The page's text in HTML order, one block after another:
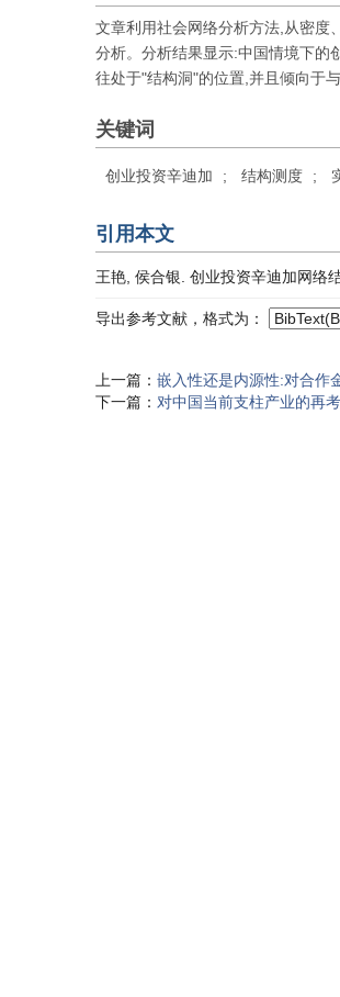
文章利用社会网络分析方法,从密度
分析。分析结果显示:中国情境下的
往处于"结构洞"的位置,并且倾向于
关键词
创业投资辛迪加 ; 结构测度 ;
引用本文
王艳, 侯合银. 创业投资辛迪加网络
导出参考文献，格式为：
上一篇： 嵌入性还是内源性:对合
下一篇： 对中国当前支柱产业的再